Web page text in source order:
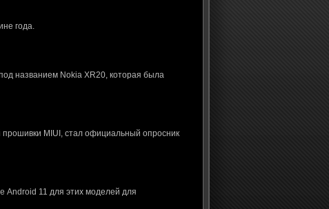
года.
названием Nokia XR20, которая была
прошивки MIUI, стал официальный опросник
Android 11 для этих моделей для